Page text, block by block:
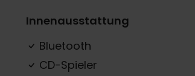
Innenausstattung
Bluetooth
CD-Spieler